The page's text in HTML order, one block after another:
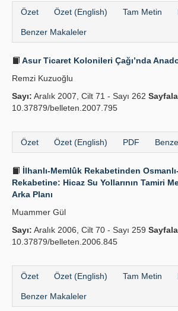
Özet Özet (English) Tam Metin
Benzer Makaleler
Asur Ticaret Kolonileri Çağı’nda
Remzi Kuzuoğlu
Sayı: Aralık 2007, Cilt 71 - Sayı 262
10.37879/belleten.2007.795
Özet Özet (English) PDF
İlhanlı-Memlûk Rekabetinden
Rekabetine: Hicaz Su Yollarının Tamiri
Arka Planı
Muammer Gül
Sayı: Aralık 2006, Cilt 70 - Sayı 259
10.37879/belleten.2006.845
Özet Özet (English) Tam Metin
Benzer Makaleler